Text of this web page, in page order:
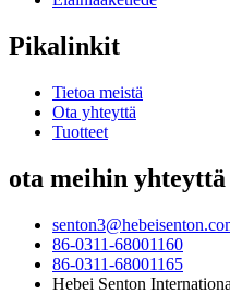
Pikalinkit
Tietoa meistä
Ota yhteyttä
Tuotteet
ota meihin yhteyttä
86-0311-68001160
86-0311-68001165
Hebei Senton